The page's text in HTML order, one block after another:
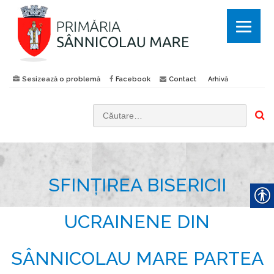
Sesizează o problemă Facebook Contact Arhivă
SFINȚIREA BISERICII
UCRAINENE DIN
SÂNNICOLAU MARE PARTEA